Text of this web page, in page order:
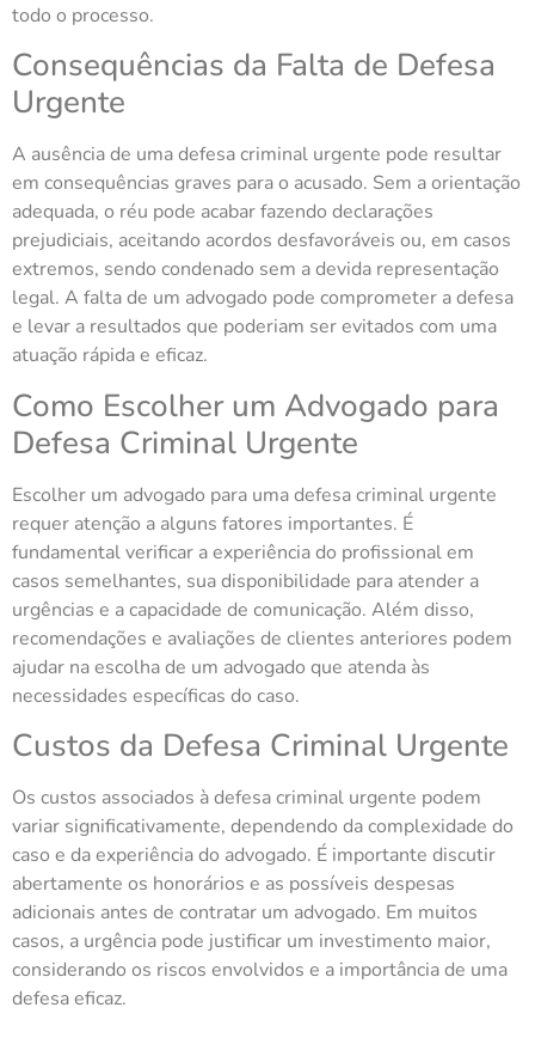
todo o processo.
Consequências da Falta de Defesa
Urgente
A ausência de uma defesa criminal urgente pode resultar
em consequências graves para o acusado. Sem a orientação
adequada, o réu pode acabar fazendo declarações
prejudiciais, aceitando acordos desfavoráveis ou, em casos
extremos, sendo condenado sem a devida representação
legal. A falta de um advogado pode comprometer a defesa
e levar a resultados que poderiam ser evitados com uma
atuação rápida e eficaz.
Como Escolher um Advogado para
Defesa Criminal Urgente
Escolher um advogado para uma defesa criminal urgente
requer atenção a alguns fatores importantes. É
fundamental verificar a experiência do profissional em
casos semelhantes, sua disponibilidade para atender a
urgências e a capacidade de comunicação. Além disso,
recomendações e avaliações de clientes anteriores podem
ajudar na escolha de um advogado que atenda às
necessidades específicas do caso.
Custos da Defesa Criminal Urgente
Os custos associados à defesa criminal urgente podem
variar significativamente, dependendo da complexidade do
caso e da experiência do advogado. É importante discutir
abertamente os honorários e as possíveis despesas
adicionais antes de contratar um advogado. Em muitos
casos, a urgência pode justificar um investimento maior,
considerando os riscos envolvidos e a importância de uma
defesa eficaz.